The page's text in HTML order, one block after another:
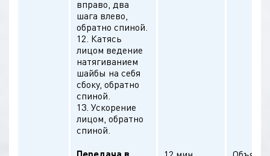
вправо, два
шага влево,
обратно спиной.
12. Катясь
лицом ведение
натягиванием
шайбы на себя
сбоку, обратно
спиной.
13. Ускорение
лицом, обратно
спиной.